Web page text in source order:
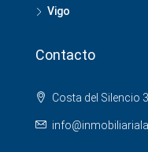
Vigo
Contacto
Costa del Silencio